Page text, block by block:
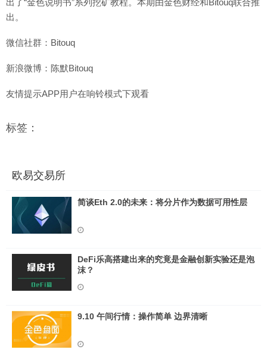
出了“金色说明书”系列挖矿教程。本期由金色财经和Bitouq联合推
出。
微信社群：Bitouq
新浪微博：陈默Bitouq
友情提示APP用户在响铃模式下观看
标签：
欧易交易所
简谈Eth 2.0的未来：将分片作为数据可用性层
DeFi乐高搭建出来的究竟是金融创新实验还是泡
沫？
9.10 午间行情：操作简单 边界清晰